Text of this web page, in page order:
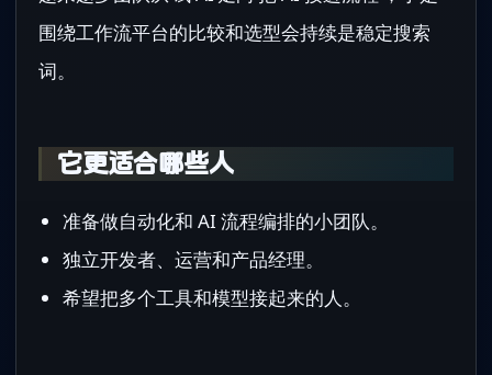
围绕工作流平台的比较和选型会持续是稳定搜索
词。
它更适合哪些人
准备做自动化和 AI 流程编排的小团队。
独立开发者、运营和产品经理。
希望把多个工具和模型接起来的人。